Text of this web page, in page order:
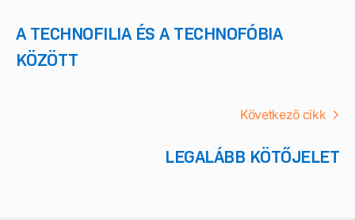
A TECHNOFILIA ÉS A TECHNOFÓBIA
KÖZÖTT
Következő cikk
LEGALÁBB KÖTŐJELET